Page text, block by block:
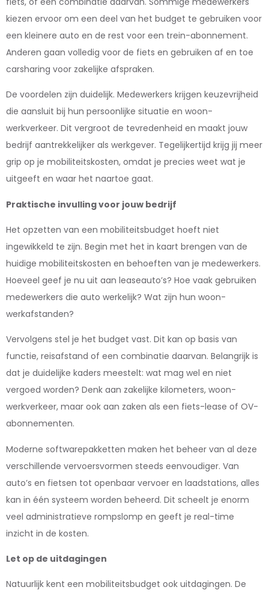
kiezen ervoor om een deel van het budget te gebruiken voor
een kleinere auto en de rest voor een trein-abonnement.
Anderen gaan volledig voor de fiets en gebruiken af en toe
carsharing voor zakelijke afspraken.
De voordelen zijn duidelijk. Medewerkers krijgen keuzevrijheid
die aansluit bij hun persoonlijke situatie en woon-
werkverkeer. Dit vergroot de tevredenheid en maakt jouw
bedrijf aantrekkelijker als werkgever. Tegelijkertijd krijg jij meer
grip op je mobiliteitskosten, omdat je precies weet wat je
uitgeeft en waar het naartoe gaat.
Praktische invulling voor jouw bedrijf
Het opzetten van een mobiliteitsbudget hoeft niet
ingewikkeld te zijn. Begin met het in kaart brengen van de
huidige mobiliteitskosten en behoeften van je medewerkers.
Hoeveel geef je nu uit aan leaseauto’s? Hoe vaak gebruiken
medewerkers die auto werkelijk? Wat zijn hun woon-
werkafstanden?
Vervolgens stel je het budget vast. Dit kan op basis van
functie, reisafstand of een combinatie daarvan. Belangrijk is
dat je duidelijke kaders meestelt: wat mag wel en niet
vergoed worden? Denk aan zakelijke kilometers, woon-
werkverkeer, maar ook aan zaken als een fiets-lease of OV-
abonnementen.
Moderne softwarepakketten maken het beheer van al deze
verschillende vervoersvormen steeds eenvoudiger. Van
auto’s en fietsen tot openbaar vervoer en laadstations, alles
kan in één systeem worden beheerd. Dit scheelt je enorm
veel administratieve rompslomp en geeft je real-time
inzicht in de kosten.
Let op de uitdagingen
Natuurlijk kent een mobiliteitsbudget ook uitdagingen. De